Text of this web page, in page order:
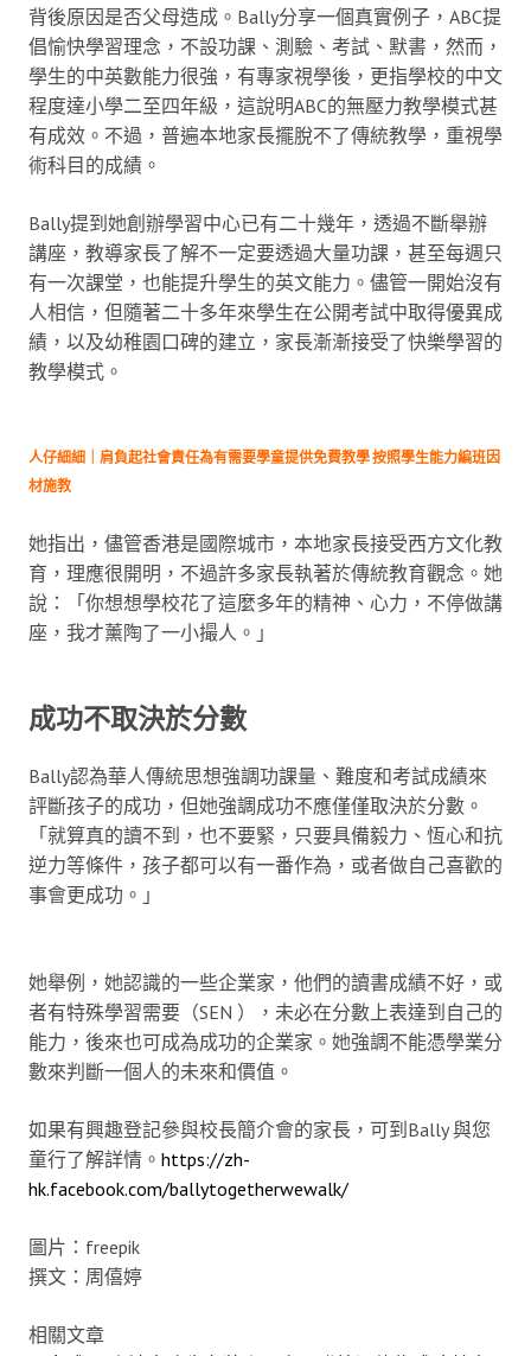
背後原因是否父母造成。Bally分享一個真實例子，ABC提
倡愉快學習理念，不設功課、測驗、考試、默書，然而，
學生的中英數能力很強，有專家視學後，更指學校的中文
程度達小學二至四年級，這說明ABC的無壓力教學模式甚
有成效。不過，普遍本地家長擺脫不了傳統教學，重視學
術科目的成績。
Bally提到她創辦學習中心已有二十幾年，透過不斷舉辦
講座，教導家長了解不一定要透過大量功課，甚至每週只
有一次課堂，也能提升學生的英文能力。儘管一開始沒有
人相信，但隨著二十多年來學生在公開考試中取得優異成
績，以及幼稚園口碑的建立，家長漸漸接受了快樂學習的
教學模式。
人仔細細｜肩負起社會責任為有需要學童提供免費教學 按照學生能力編班因
材施教
她指出，儘管香港是國際城市，本地家長接受西方文化教
育，理應很開明，不過許多家長執著於傳統教育觀念。她
說：「你想想學校花了這麼多年的精神、心力，不停做講
座，我才薰陶了一小撮人。」
成功不取決於分數
Bally認為華人傳統思想強調功課量、難度和考試成績來
評斷孩子的成功，但她強調成功不應僅僅取決於分數。
「就算真的讀不到，也不要緊，只要具備毅力、恆心和抗
逆力等條件，孩子都可以有一番作為，或者做自己喜歡的
事會更成功。」
她舉例，她認識的一些企業家，他們的讀書成績不好，或
者有特殊學習需要（SEN ），未必在分數上表達到自己的
能力，後來也可成為成功的企業家。她強調不能憑學業分
數來判斷一個人的未來和價值。
如果有興趣登記參與校長簡介會的家長，可到Bally 與您
童行了解詳情。 https://zh-
hk.facebook.com/ballytogetherwewalk/
圖片：freepik
撰文：周僖婷
相關文章